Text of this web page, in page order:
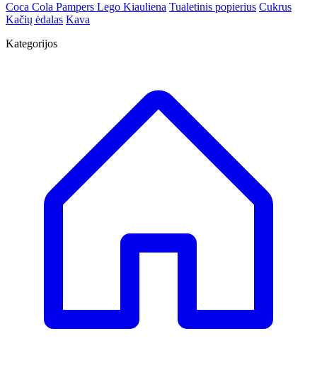
Coca Cola Pampers Lego Kiauliena Tualetinis popierius Cukrus
Kačių ėdalas Kava
Kategorijos